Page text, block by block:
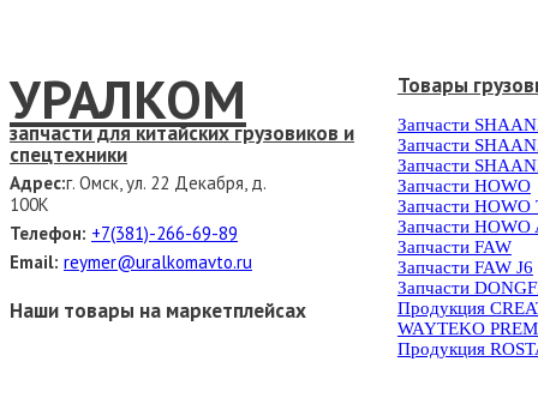
УРАЛКОМ
запчасти для китайских грузовиков и
спецтехники
Адрес:г. Омск, ул. 22 Декабря, д.
100К
Телефон: +7(381)-266-69-89
Email: reymer@uralkomavto.ru
Наши товары на маркетплейсах
Товары
Запчасти
Запчасти
Запчасти
Запчасти HOWO
Запчасти HOWO
Запчасти HOWO
Запчасти FAW
Запчасти FAW J6
Запчасти
Продукция
WAYTEKO
Продукция